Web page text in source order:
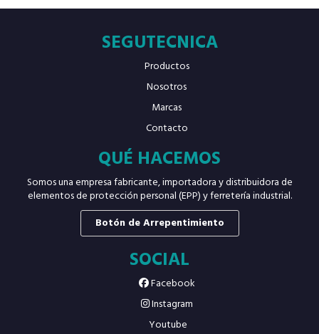
SEGUTECNICA
Productos
Nosotros
Marcas
Contacto
QUÉ HACEMOS
Somos una empresa fabricante, importadora y distribuidora de
elementos de protección personal (EPP) y ferretería industrial.
Botón de Arrepentimiento
SOCIAL
Facebook
Instagram
Youtube